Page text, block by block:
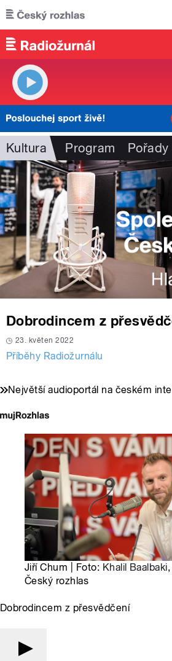
Přejít k hlavnímu obsahu
Kultura Program Pořady
Dobrodincem z
23. květen 2022
Příběhy Radiožurnálu
Největší audioportál na českém
Jiří Chum | Foto: Khalil Baalbaki,
Český rozhlas
Dobrodincem z přesvědčení